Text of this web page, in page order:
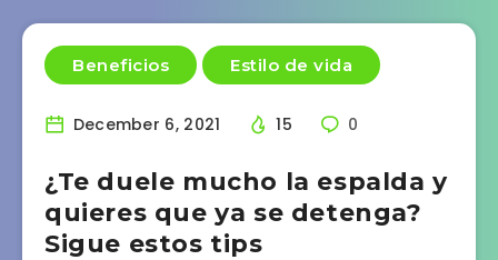
Beneficios Estilo de vida
December 6, 2021 15 0
¿Te duele mucho la espalda y
quieres que ya se detenga?
Sigue estos tips